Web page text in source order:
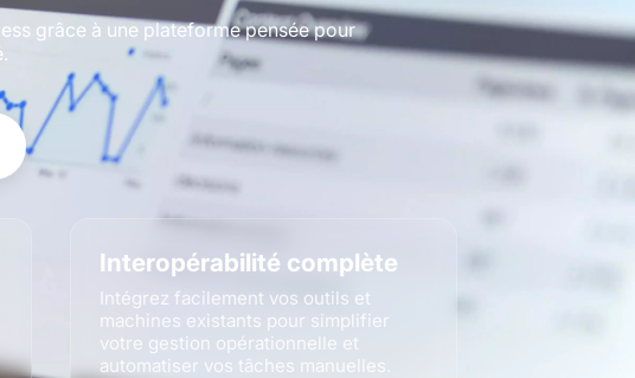
grâce à une plateforme pensée pour
Interopérabilité complète
Intégrez facilement vos outils et
machines existants pour simplifier
votre gestion opérationnelle et
automatiser vos tâches manuelles.